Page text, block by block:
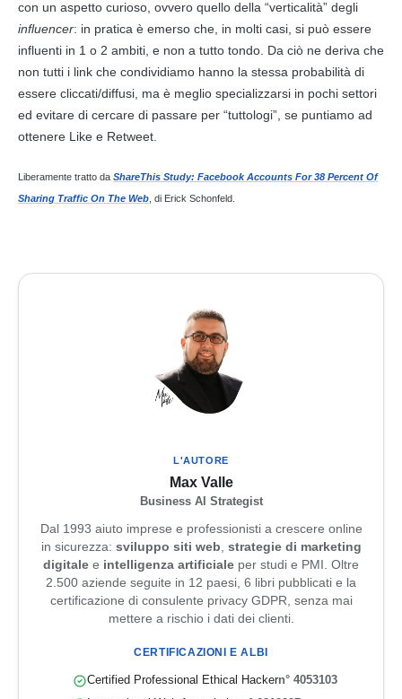
con un aspetto curioso, ovvero quello della “verticalità” degli
influencer: in pratica è emerso che, in molti casi, si può essere
influenti in 1 o 2 ambiti, e non a tutto tondo. Da ciò ne deriva che
non tutti i link che condividiamo hanno la stessa probabilità di
essere cliccati/diffusi, ma è meglio specializzarsi in pochi settori
ed evitare di cercare di passare per “tuttologi”, se puntiamo ad
ottenere Like e Retweet.
Liberamente tratto da ShareThis Study: Facebook Accounts For 38 Percent Of
Sharing Traffic On The Web , di Erick Schonfeld.
L'AUTORE
Max Valle
Business AI Strategist
Dal 1993 aiuto imprese e professionisti a crescere online
in sicurezza: sviluppo siti web, strategie di marketing
digitale e intelligenza artificiale per studi e PMI. Oltre
2.500 aziende seguite in 12 paesi, 6 libri pubblicati e la
certificazione di consulente privacy GDPR, senza mai
mettere a rischio i dati dei clienti.
CERTIFICAZIONI E ALBI
Certified Professional Ethical Hackern° 4053103